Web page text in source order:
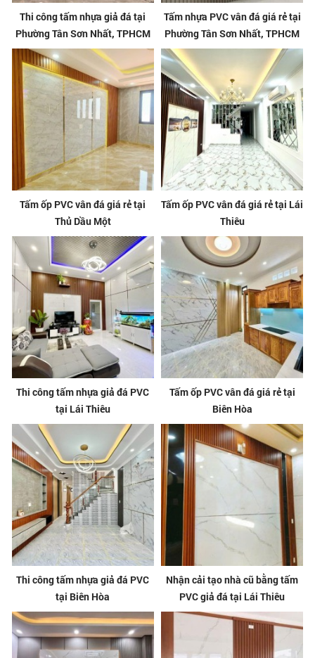
Thi công tấm nhựa giả đá tại
Phường Tân Sơn Nhất, TPHCM
Tấm nhựa PVC vân đá giá rẻ tại
Phường Tân Sơn Nhất, TPHCM
Tấm ốp PVC vân đá giá rẻ tại
Thủ Dầu Một
Tấm ốp PVC vân đá giá rẻ tại Lái
Thiêu
Thi công tấm nhựa giả đá PVC
tại Lái Thiêu
Tấm ốp PVC vân đá giá rẻ tại
Biên Hòa
Thi công tấm nhựa giả đá PVC
tại Biên Hòa
Nhận cải tạo nhà cũ bằng tấm
PVC giả đá tại Lái Thiêu